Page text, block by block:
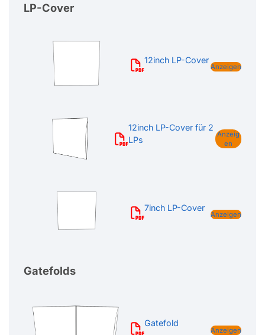
LP-Cover
12inch LP-Cover
Anzeigen
12inch LP-Cover für 2
LPs
Anzeig
en
7inch LP-Cover
Anzeigen
Gatefolds
Gatefold
Anzeigen